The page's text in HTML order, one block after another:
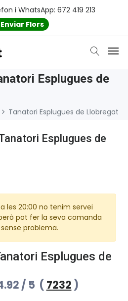
i WhatsApp: 672 419 213
Enviar Flors
Esplugues de
Tanatori Esplugues de Llobregat
Esplugues de
les 20:00 no tenim servei
pot fer la seva comanda
problema.
Esplugues de
/ 5 ( 7232 )